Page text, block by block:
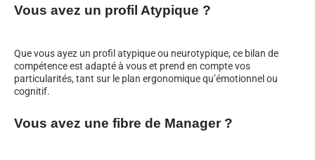
Vous avez un profil Atypique ?
Que vous ayez un profil atypique ou neurotypique, ce bilan de
compétence est adapté à vous et prend en compte vos
particularités, tant sur le plan ergonomique qu’émotionnel ou
cognitif.
Vous avez une fibre de Manager ?